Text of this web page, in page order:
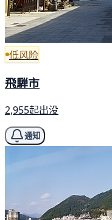
低风险
飛騨市
2,955起出没
通知